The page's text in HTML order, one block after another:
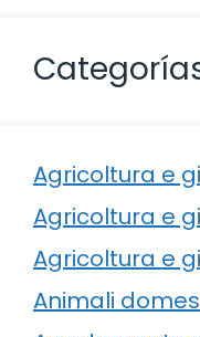
Agricoltura e
Agricoltura e
Agricoltura e
Animali